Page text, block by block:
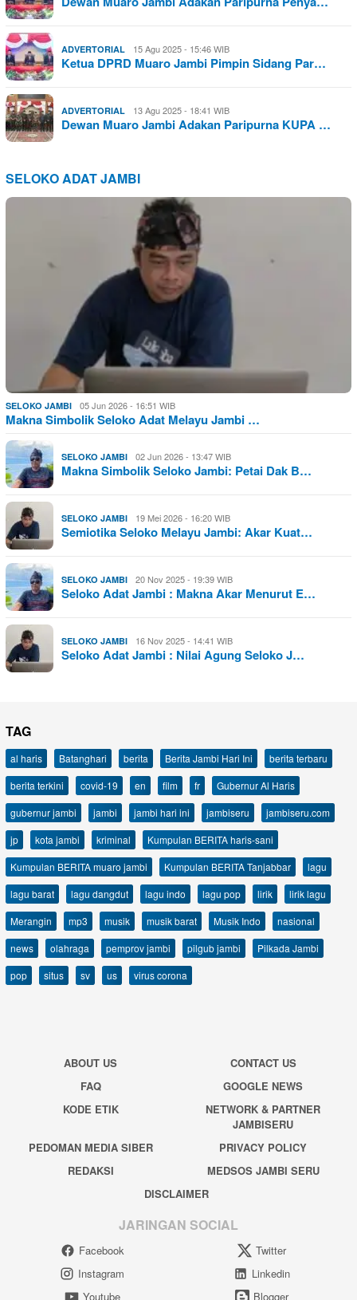
ADVERTORIAL 15 Agu 2025 - 15:46 WIB
Ketua DPRD Muaro Jambi Pimpin Sidang Par…
ADVERTORIAL 13 Agu 2025 - 18:41 WIB
Dewan Muaro Jambi Adakan Paripurna KUPA …
SELOKO ADAT JAMBI
SELOKO JAMBI 05 Jun 2026 - 16:51 WIB
Makna Simbolik Seloko Adat Melayu Jambi …
SELOKO JAMBI 02 Jun 2026 - 13:47 WIB
Makna Simbolik Seloko Jambi: Petai Dak B…
SELOKO JAMBI 19 Mei 2026 - 16:20 WIB
Semiotika Seloko Melayu Jambi: Akar Kuat…
SELOKO JAMBI 20 Nov 2025 - 19:39 WIB
Seloko Adat Jambi : Makna Akar Menurut E…
SELOKO JAMBI 16 Nov 2025 - 14:41 WIB
Seloko Adat Jambi : Nilai Agung Seloko J…
TAG
al haris Batanghari berita Berita Jambi Hari Ini
berita terbaru
berita terkini
covid-19 en film fr
Gubernur Al Haris
gubernur jambi
jambi jambi hari ini jambiseru
jambiseru.com
jp
kota jambi kriminal
Kumpulan BERITA haris-sani
Kumpulan BERITA muaro jambi
Kumpulan BERITA Tanjabbar
lagu
lagu barat
lagu dangdut lagu indo lagu pop lirik
lirik lagu
Merangin
mp3 musik musik barat Musik Indo
nasional
news
olahraga pemprov jambi pilgub jambi
Pilkada Jambi
pop
situs sv us virus corona
ABOUT US
CONTACT US
FAQ
GOOGLE NEWS
KODE ETIK
NETWORK & PARTNER
JAMBISERU
PEDOMAN MEDIA SIBER
PRIVACY POLICY
REDAKSI
MEDSOS JAMBI SERU
DISCLAIMER
JARINGAN SOCIAL
Facebook
Twitter
Instagram
Linkedin
Youtube
Blogger